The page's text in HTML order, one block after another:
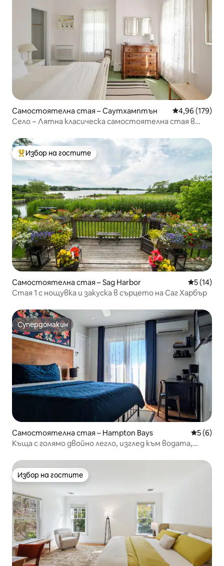
Самостоятелна стая – Саутхамптън Средна
4,96 (179)
Село ~ Лятна класическа самостоятелна стая в
Най-популярен избор на гостите
Избор на гостите
Самостоятелна стая – Sag Harbor Средна
5 (14)
Стая 1 с нощувка и закуска в сърцето на Саг Харбър
Супердомакин
Супердомакин
Самостоятелна стая – Hampton Bays Средна
5 (6)
Къща с голямо двойно легло, изглед към водата,
Избор на гостите
Избор на гостите